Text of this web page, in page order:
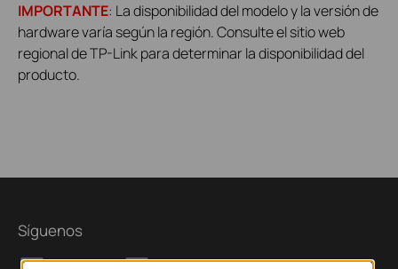
IMPORTANTE: La disponibilidad del modelo y la versión de
hardware varía según la región. Consulte el sitio web
regional de TP-Link para determinar la disponibilidad del
producto.
Síguenos